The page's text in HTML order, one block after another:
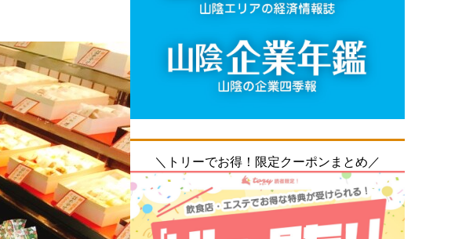
＼トリーでお得！限定クーポンまとめ／